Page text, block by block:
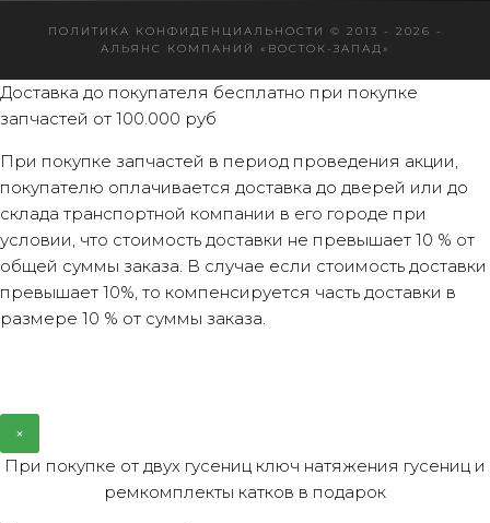
ПОЛИТИКА КОНФИДЕНЦИАЛЬНОСТИ
© 2013 - 2026 -
АЛЬЯНС КОМПАНИЙ «ВОСТОК-ЗАПАД»
Доставка до покупателя бесплатно при покупке
запчастей от 100.000 руб
При покупке запчастей в период проведения акции,
покупателю оплачивается доставка до дверей или до
склада транспортной компании в его городе при
условии, что стоимость доставки не превышает 10 % от
общей суммы заказа. В случае если стоимость доставки
превышает 10%, то компенсируется часть доставки в
размере 10 % от суммы заказа.
×
При покупке от двух гусениц ключ натяжения гусениц и
ремкомплекты катков в подарок